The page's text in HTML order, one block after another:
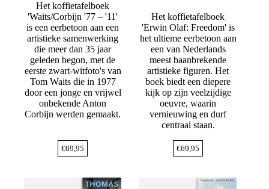
Het koffietafelboek
'Waits/Corbijn '77 – '11'
is een eerbetoon aan een
artistieke samenwerking
die meer dan 35 jaar
geleden begon, met de
eerste zwart-witfoto's van
Tom Waits die in 1977
door een jonge en vrijwel
onbekende Anton
Corbijn werden gemaakt.
€69,95
Het koffietafelboek
'Erwin Olaf: Freedom' is
het ultieme eerbetoon aan
een van Nederlands
meest baanbrekende
artistieke figuren. Het
boek biedt een diepere
kijk op zijn veelzijdige
oeuvre, waarin
vernieuwing en durf
centraal staan.
€69,95